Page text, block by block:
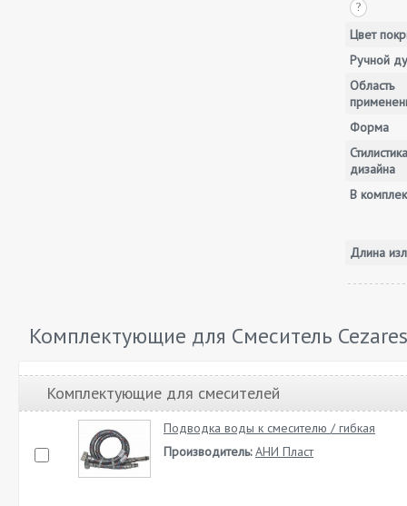
?
Цвет
Ручной
Область
Форма
Стилистика
дизайна
В
Длина
Комплектующие для Смеситель
Комплектующие для смесителей
Подводка воды к смесителю / гибкая
Производитель: АНИ Пласт